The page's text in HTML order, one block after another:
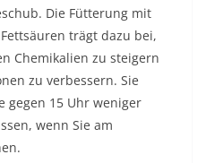
Die Fütterung mit
trägt dazu bei,
Chemikalien zu steigern
zu verbessern. Sie
gegen 15 Uhr weniger
wenn Sie am